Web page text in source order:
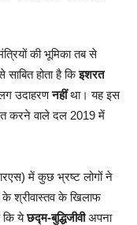
की भूमिका तब से
होता है किइशरत
उदाहरणनहींथा। यह इस
करने वाले दल 2019 में
में कुछ भ्रष्ट लोगों ने
श्रीवास्तव के खिलाफ
कि येछद्म-बुद्धिजीवीअपना